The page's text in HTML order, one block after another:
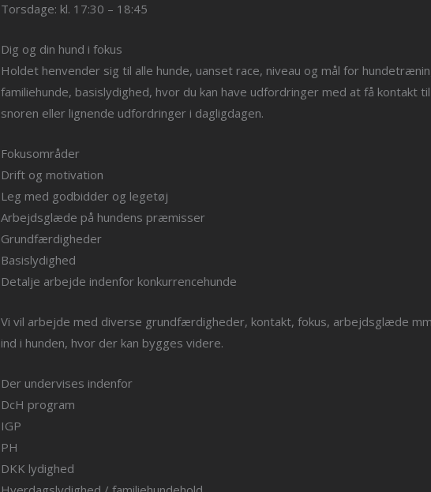
Torsdage: kl. 17:30 – 18:45
Dig og din hund i fokus
Holdet henvender sig til alle hunde, uanset race, niveau og mål for
familiehunde, basislydighed, hvor du kan have udfordringer med at få kontakt
snoren eller lignende udfordringer i dagligdagen.
Fokusområder
Drift og motivation
Leg med godbidder og legetøj
Arbejdsglæde på hundens præmisser
Grundfærdigheder
Basislydighed
Detalje arbejde indenfor konkurrencehunde
Vi vil arbejde med diverse grundfærdigheder, kontakt, fokus, arbejdsglæde
ind i hunden, hvor der kan bygges videre.
Der undervises indenfor
DcH program
IGP
PH
DKK lydighed